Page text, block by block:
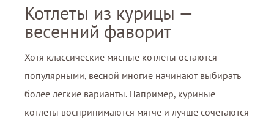
Котлеты из курицы —
весенний фаворит
Хотя классические мясные котлеты остаются
популярными, весной многие начинают выбирать
более лёгкие варианты. Например, куриные
котлеты воспринимаются мягче и лучше сочетаются